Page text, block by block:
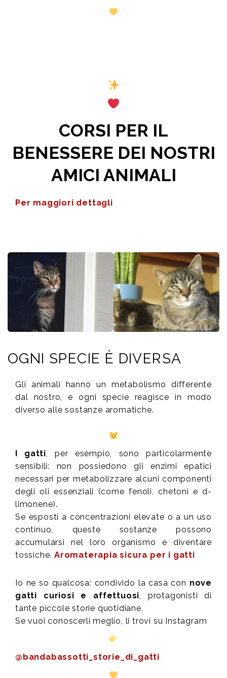
CORSI PER IL
BENESSERE DEI NOSTRI
AMICI ANIMALI
Per maggiori dettagli
OGNI SPECIE È DIVERSA
Gli animali hanno un metabolismo differente
dal nostro, e ogni specie reagisce in modo
diverso alle sostanze aromatiche.
I gatti, per esempio, sono particolarmente
sensibili: non possiedono gli enzimi epatici
necessari per metabolizzare alcuni componenti
degli oli essenziali (come fenoli, chetoni e d-
limonene).
Se esposti a concentrazioni elevate o a un uso
continuo, queste sostanze possono
accumularsi nel loro organismo e diventare
tossiche.Aromaterapia sicura per i gatti
Io ne so qualcosa: condivido la casa con nove
gatti curiosi e affettuosi, protagonisti di
tante piccole storie quotidiane.
Se vuoi conoscerli meglio, li trovi su Instagram
@bandabassotti_storie_di_gatti